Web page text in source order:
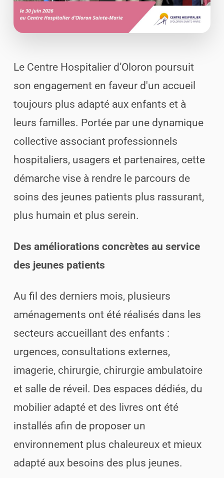
Le Centre Hospitalier d’Oloron poursuit
son engagement en faveur d'un accueil
toujours plus adapté aux enfants et à
leurs familles. Portée par une dynamique
collective associant professionnels
hospitaliers, usagers et partenaires, cette
démarche vise à rendre le parcours de
soins des jeunes patients plus rassurant,
plus humain et plus serein.
Des améliorations concrètes au service
des jeunes patients
Au fil des derniers mois, plusieurs
aménagements ont été réalisés dans les
secteurs accueillant des enfants :
urgences, consultations externes,
imagerie, chirurgie, chirurgie ambulatoire
et salle de réveil. Des espaces dédiés, du
mobilier adapté et des livres ont été
installés afin de proposer un
environnement plus chaleureux et mieux
adapté aux besoins des plus jeunes.